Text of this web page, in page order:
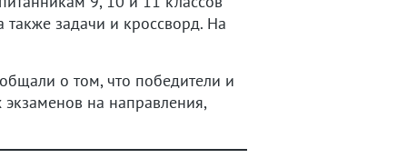
также задачи и кроссворд. На
о том, что победители и
экзаменов на направления,